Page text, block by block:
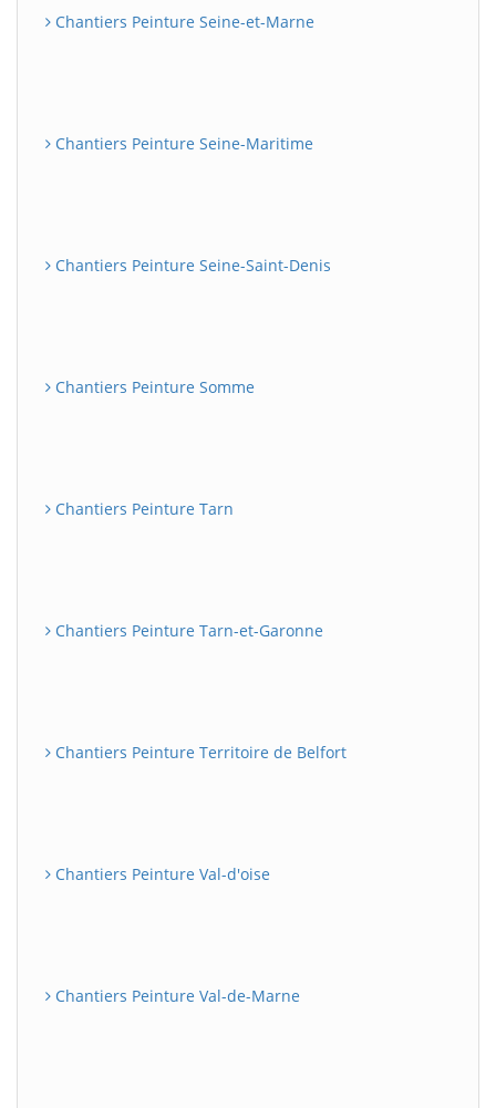
Chantiers Peinture Seine-et-Marne
Chantiers Peinture Seine-Maritime
Chantiers Peinture Seine-Saint-Denis
Chantiers Peinture Somme
Chantiers Peinture Tarn
Chantiers Peinture Tarn-et-Garonne
Chantiers Peinture Territoire de Belfort
Chantiers Peinture Val-d'oise
Chantiers Peinture Val-de-Marne